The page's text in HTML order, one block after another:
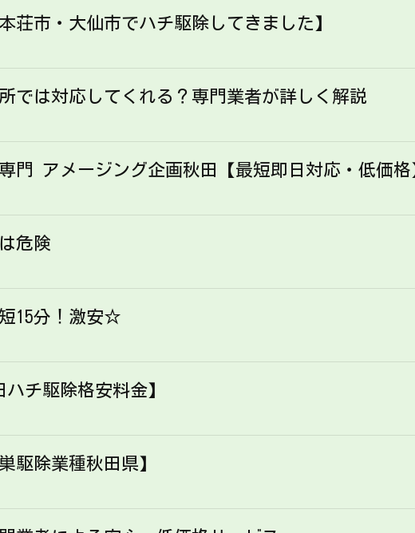
荘市・大仙市でハチ駆除してきました】
では対応してくれる？専門業者が詳しく解説
門 アメージング企画秋田【最短即日対応・低価格
危険
15分！激安☆
チ駆除格安料金】
駆除業種秋田県】